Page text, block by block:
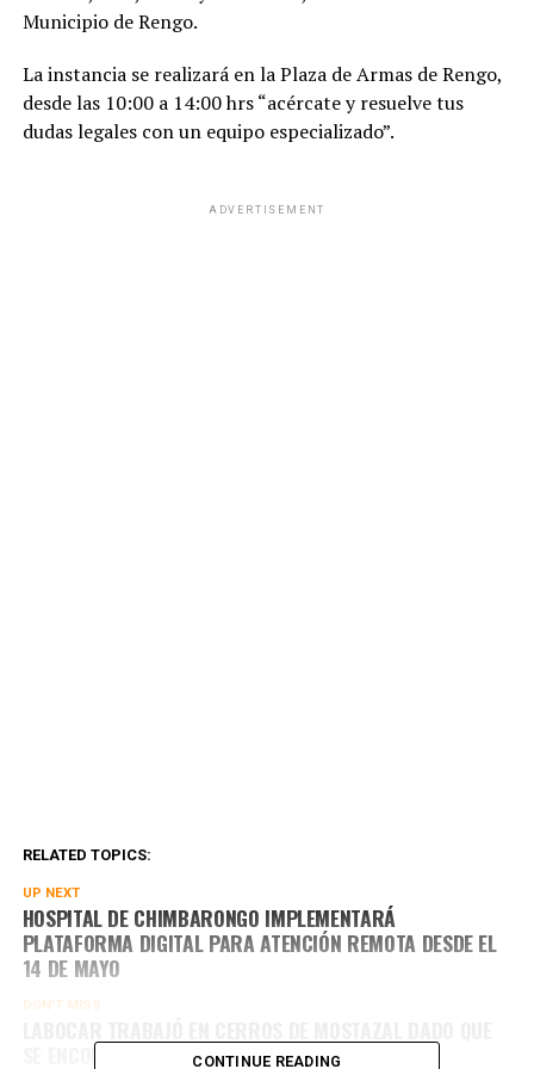
Municipio de Rengo.
La instancia se realizará en la Plaza de Armas de Rengo,
desde las 10:00 a 14:00 hrs “acércate y resuelve tus
dudas legales con un equipo especializado”.
ADVERTISEMENT
RELATED TOPICS:
UP NEXT
HOSPITAL DE CHIMBARONGO IMPLEMENTARÁ
PLATAFORMA DIGITAL PARA ATENCIÓN REMOTA DESDE EL
14 DE MAYO
DON'T MISS
SE ENCONTRÓ PERSONA FALLECIDA
CONTINUE READING